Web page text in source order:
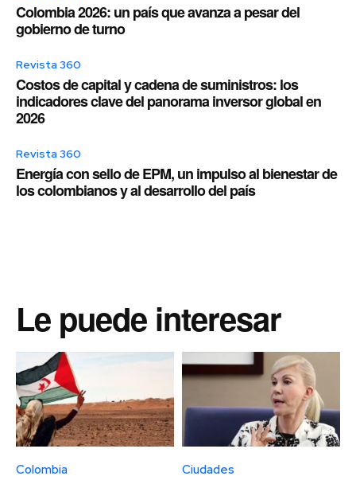
Colombia 2026: un país que avanza a pesar del
gobierno de turno
Revista 360
Costos de capital y cadena de suministros: los
indicadores clave del panorama inversor global en
2026
Revista 360
Energía con sello de EPM, un impulso al bienestar de
los colombianos y al desarrollo del país
Le puede interesar
Colombia Ciudades